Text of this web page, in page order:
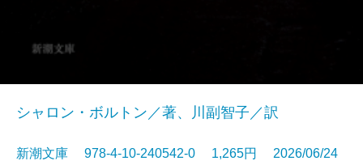
シャロン・ボルトン／著、川副智子／訳
新潮文庫 978-4-10-240542-0 1,265円 2026/06/24